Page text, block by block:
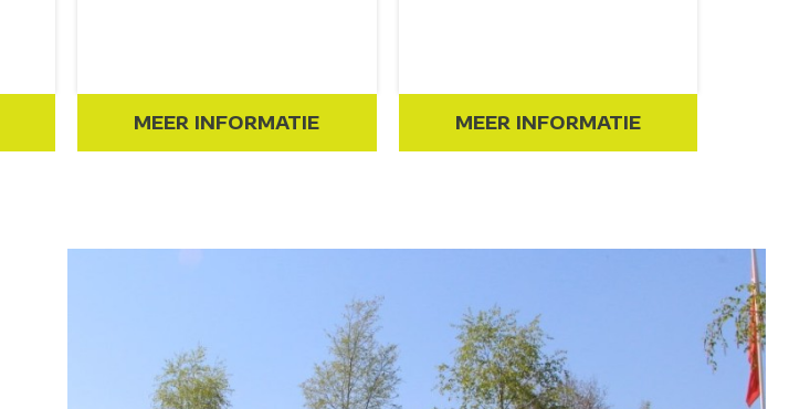
MEER INFORMATIE MEER INFORMATIE